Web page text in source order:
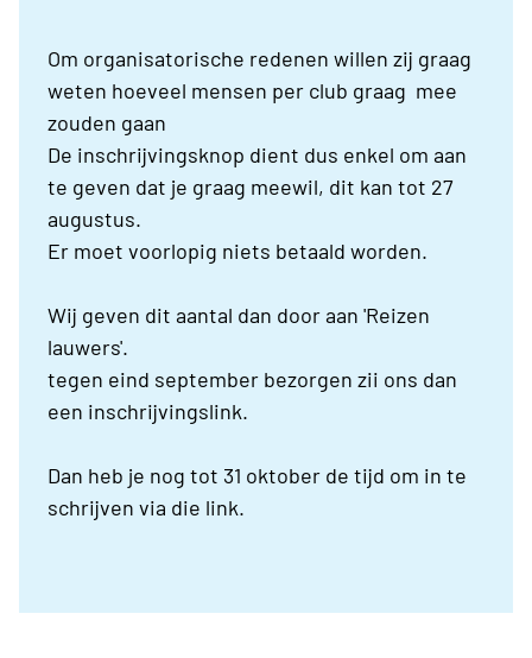
Om organisatorische redenen willen zij graag
weten hoeveel mensen per club graag mee
zouden gaan
De inschrijvingsknop dient dus enkel om aan
te geven dat je graag meewil, dit kan tot 27
augustus.
Er moet voorlopig niets betaald worden.
Wij geven dit aantal dan door aan 'Reizen
lauwers'.
tegen eind september bezorgen zii ons dan
een inschrijvingslink.
Dan heb je nog tot 31 oktober de tijd om in te
schrijven via die link.